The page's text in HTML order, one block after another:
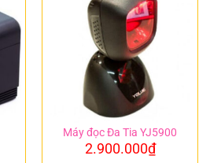
Máy đọc Đa Tia YJ5900
2.900.000₫